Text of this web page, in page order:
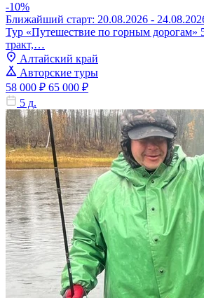
-10%
Ближайший старт: 20.08.2026 -
Тур «Путешествие по горным
тракт,…
Алтайский край
Авторские туры
58 000 ₽ 65 000 ₽
5 д.